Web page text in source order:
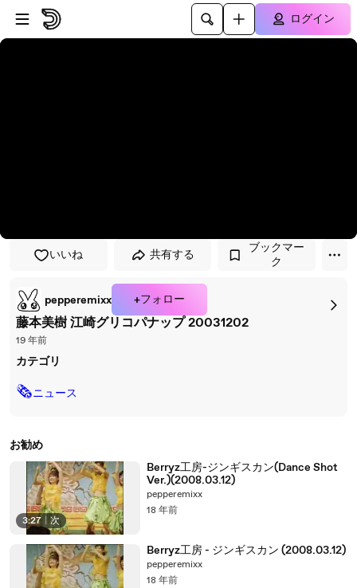
プレイヤーにスキップ
メインコンテンツにスキップ
ログイン
いいね 共有する
ブックマー
ク
pepperemixx +フォロー
藤本美樹 江崎グリコパナップ 20031202
19 年前
カテゴリ
🗞ニュース
お勧め
3:27 次
Berryz工房-ジンギスカン(Dance Shot
Ver.)(2008.03.12)
pepperemixx
18 年前
Berryz工房 - ジンギスカン (2008.03.12)
pepperemixx
18 年前